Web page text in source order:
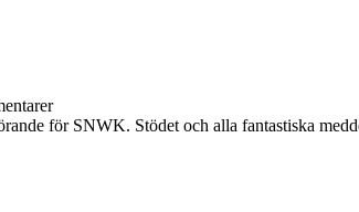
för SNWK. Stödet och alla fantastiska